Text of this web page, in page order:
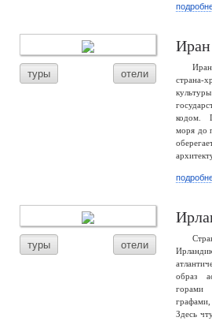
туры отели
Иран
кодом.
моря до
туры отели
образ
Здесь